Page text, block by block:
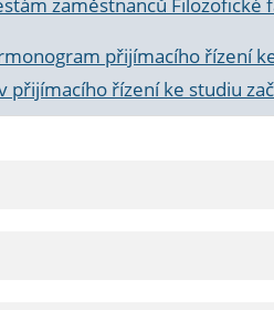
přijímacího řízení
přijímacího řízení ke studiu